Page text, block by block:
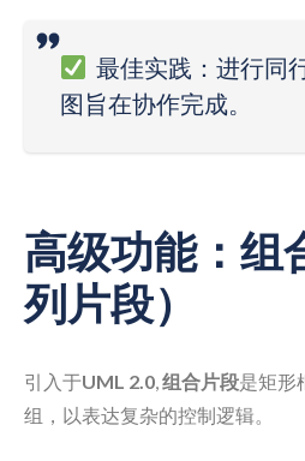
最佳实践 ：进行
图旨在协作完成。
高级功能：组
列片段）
引入于UML 2.0,组合片段是矩形
组，以表达复杂的控制逻辑。